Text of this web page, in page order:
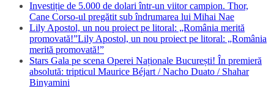
Investiție de 5.000 de dolari într-un viitor campion. Thor,
Cane Corso-ul pregătit sub îndrumarea lui Mihai Nae
Lily Apostol, un nou proiect pe litoral: „România merită
promovată!”Lily Apostol, un nou proiect pe litoral: „România
merită promovată!”
Stars Gala pe scena Operei Naționale București! În premieră
absolută: tripticul Maurice Béjart / Nacho Duato / Shahar
Binyamini